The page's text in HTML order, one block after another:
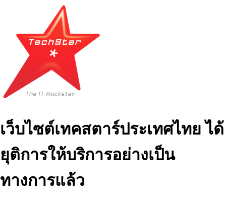
เว็บไซต์เทคสตาร์ประเทศไทย ได้
ยุติการให้บริการอย่างเป็น
ทางการแล้ว